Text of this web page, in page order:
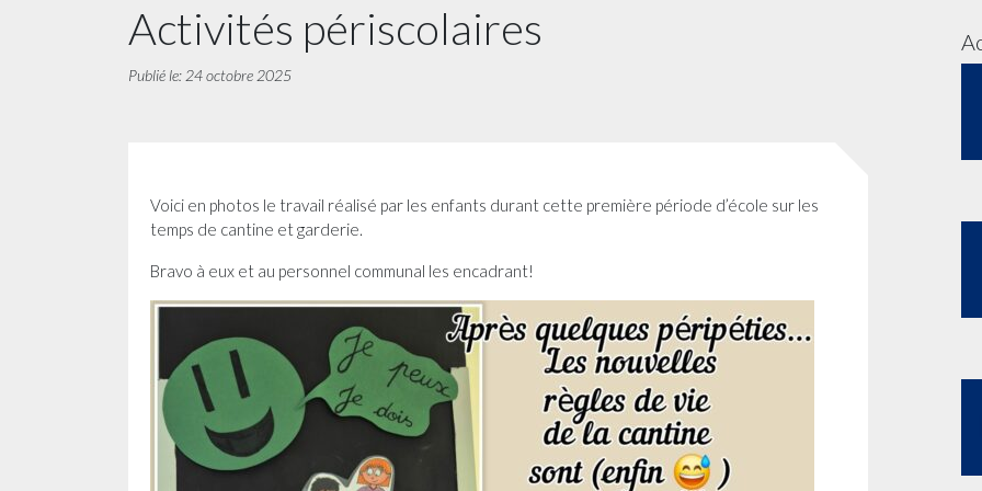
Activités périscolaires
Publié le: 24 octobre 2025
Voici en photos le travail réalisé par les enfants durant cette première période d’école sur les
temps de cantine et garderie.
Bravo à eux et au personnel communal les encadrant!